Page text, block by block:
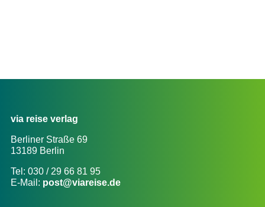
via reise verlag
Berliner Straße 69
13189 Berlin
Tel: 030 / 29 66 81 95
E-Mail: post@viareise.de